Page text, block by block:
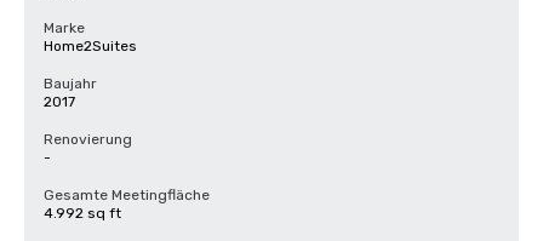
Marke
Home2Suites
Baujahr
2017
Renovierung
-
Gesamte Meetingfläche
4.992 sq ft